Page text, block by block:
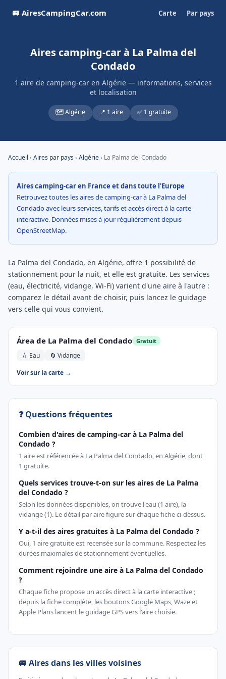
🚐 AiresCampingCar.com Carte Par pays
Aires camping-car à La Palma del
Condado
1 aire de camping-car en Algérie — informations, services
et localisation
🗺️ Algérie 📍 1 aire ✅ 1 gratuite
Accueil › Aires par pays› Algérie› La Palma del Condado
Aires camping-car en France et dans toute l'Europe
Retrouvez toutes les aires de camping-car à La Palma del
Condado avec leurs services, tarifs et accès direct à la carte
interactive. Données mises à jour régulièrement depuis
OpenStreetMap.
La Palma del Condado, en Algérie, offre 1 possibilité de
stationnement pour la nuit, et elle est gratuite. Les services
(eau, électricité, vidange, Wi-Fi) varient d'une aire à l'autre :
comparez le détail avant de choisir, puis lancez le guidage
vers celle qui vous convient.
Área de La Palma del Condado Gratuit
💧 Eau
🔄 Vidange
Voir sur la carte →
❓ Questions fréquentes
Combien d'aires de camping-car à La Palma del
Condado ?
1 aire est référencée à La Palma del Condado, en Algérie, dont
1 gratuite.
Quels services trouve-t-on sur les aires de La Palma
del Condado ?
Selon les données disponibles, on trouve l'eau (1 aire), la
vidange (1). Le détail par aire figure sur chaque fiche ci-dessus.
Y a-t-il des aires gratuites à La Palma del Condado ?
Oui, 1 aire gratuite est recensée sur la commune. Respectez les
durées maximales de stationnement éventuelles.
Comment rejoindre une aire à La Palma del Condado
?
Chaque fiche propose un accès direct à la carte interactive ;
depuis la fiche complète, les boutons Google Maps, Waze et
Apple Plans lancent le guidage GPS vers l'aire choisie.
🚐 Aires dans les villes voisines